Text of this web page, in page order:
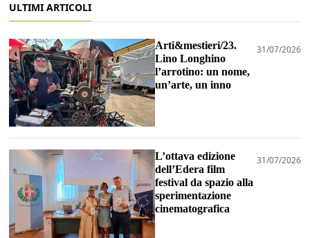
ULTIMI ARTICOLI
Arti&mestieri/23.
Lino Longhino
l’arrotino: un nome,
un’arte, un inno
31/07/2026
L’ottava edizione
dell’Edera film
festival da spazio alla
sperimentazione
cinematografica
31/07/2026